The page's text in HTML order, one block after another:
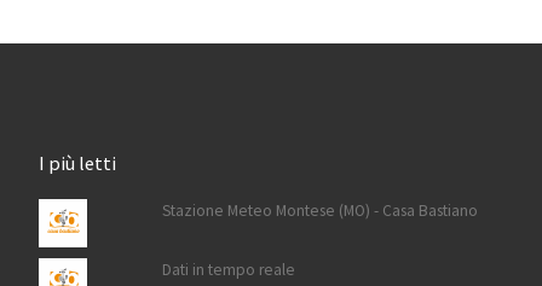
I più letti
Stazione Meteo Montese (MO) - Casa Bastiano
Dati in tempo reale